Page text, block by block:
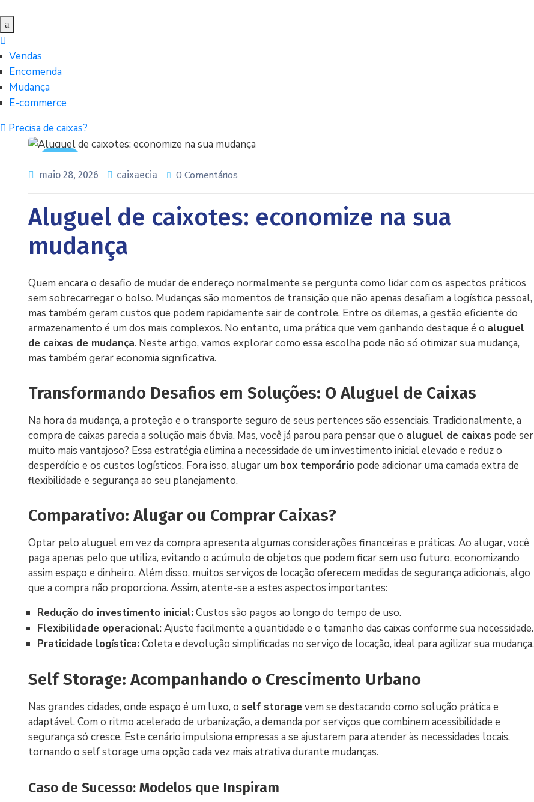
Vendas
Encomenda
Mudança
E-commerce
Precisa de caixas?
maio 28, 2026
caixaecia 0 Comentários
Aluguel de caixotes: economize na sua
mudança
Quem encara o desafio de mudar de endereço normalmente se pergunta como lidar com os aspectos práticos
sem sobrecarregar o bolso. Mudanças são momentos de transição que não apenas desafiam a logística pessoal,
mas também geram custos que podem rapidamente sair de controle. Entre os dilemas, a gestão eficiente do
armazenamento é um dos mais complexos. No entanto, uma prática que vem ganhando destaque é o aluguel
de caixas de mudança. Neste artigo, vamos explorar como essa escolha pode não só otimizar sua mudança,
mas também gerar economia significativa.
Transformando Desafios em Soluções: O Aluguel de Caixas
Na hora da mudança, a proteção e o transporte seguro de seus pertences são essenciais. Tradicionalmente, a
compra de caixas parecia a solução mais óbvia. Mas, você já parou para pensar que o aluguel de caixas pode ser
muito mais vantajoso? Essa estratégia elimina a necessidade de um investimento inicial elevado e reduz o
desperdício e os custos logísticos. Fora isso, alugar um box temporário pode adicionar uma camada extra de
flexibilidade e segurança ao seu planejamento.
Comparativo: Alugar ou Comprar Caixas?
Optar pelo aluguel em vez da compra apresenta algumas considerações financeiras e práticas. Ao alugar, você
paga apenas pelo que utiliza, evitando o acúmulo de objetos que podem ficar sem uso futuro, economizando
assim espaço e dinheiro. Além disso, muitos serviços de locação oferecem medidas de segurança adicionais, algo
que a compra não proporciona. Assim, atente-se a estes aspectos importantes:
Redução do investimento inicial:Custos são pagos ao longo do tempo de uso.
Flexibilidade operacional:Ajuste facilmente a quantidade e o tamanho das caixas conforme sua necessidade.
Praticidade logística:Coleta e devolução simplificadas no serviço de locação, ideal para agilizar sua mudança.
Self Storage: Acompanhando o Crescimento Urbano
Nas grandes cidades, onde espaço é um luxo, o self storagevem se destacando como solução prática e
adaptável. Com o ritmo acelerado de urbanização, a demanda por serviços que combinem acessibilidade e
segurança só cresce. Este cenário impulsiona empresas a se ajustarem para atender às necessidades locais,
tornando o self storage uma opção cada vez mais atrativa durante mudanças.
Caso de Sucesso: Modelos que Inspiram